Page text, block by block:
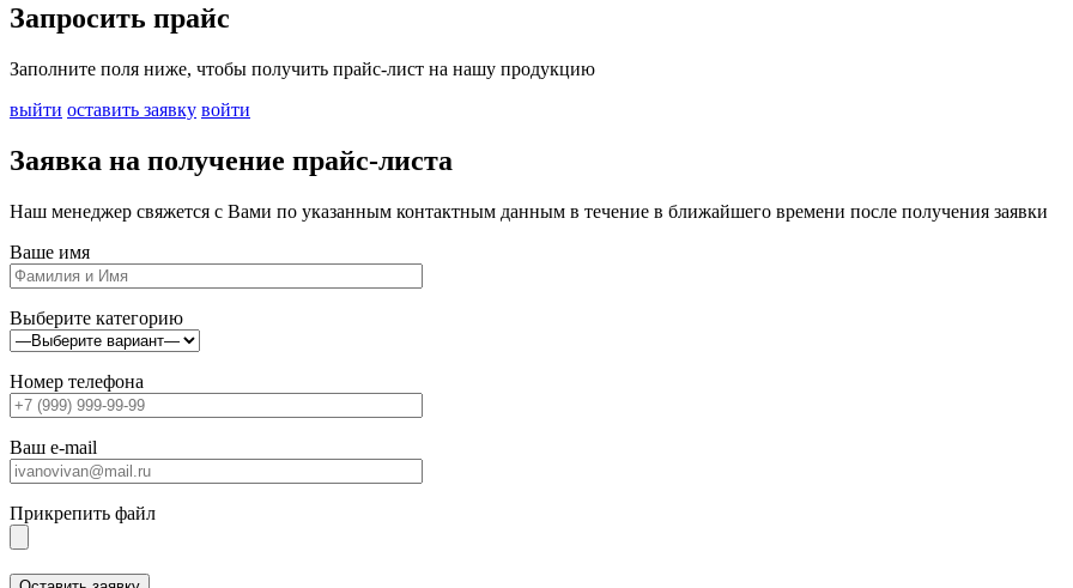
Запросить прайс
Заполните поля ниже, чтобы получить прайс-лист на нашу продукцию
выйти оставить заявку войти
Заявка на получение прайс-листа
Наш менеджер свяжется с Вами по указанным контактным данным в течение в ближайшего времени после получения заявки
Ваше имя
Выберите категорию
Номер телефона
Ваш e-mail
Прикрепить файл